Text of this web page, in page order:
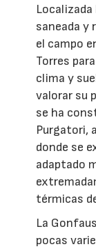
saneada y
el campo
Torres
clima y
valorar su
se ha
Purgatori,
donde se
adaptado
térmicas
La
pocas